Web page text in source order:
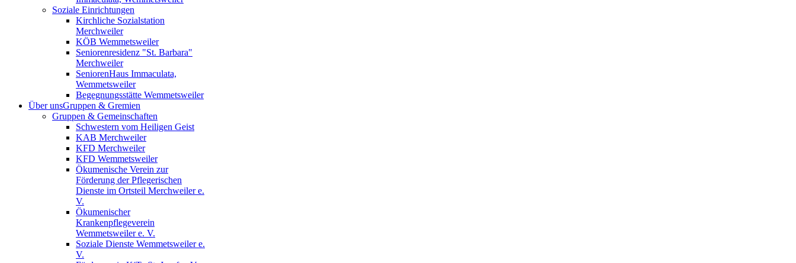
Soziale Einrichtungen
Kirchliche Sozialstation
Merchweiler
KÖB Wemmetsweiler
Seniorenresidenz "St. Barbara"
Merchweiler
SeniorenHaus Immaculata,
Wemmetsweiler
Begegnungsstätte Wemmetsweiler
Über unsGruppen & Gremien
Gruppen & Gemeinschaften
Schwestern vom Heiligen Geist
KAB Merchweiler
KFD Merchweiler
KFD Wemmetsweiler
Ökumenische Verein zur
Förderung der Pflegerischen
Dienste im Ortsteil Merchweiler e.
V.
Ökumenischer
Krankenpflegeverein
Wemmetsweiler e. V.
Soziale Dienste Wemmetsweiler e.
V.